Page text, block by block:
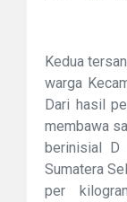
Kedua
warga
Dari hasil
membawa
berinisial D
Sumatera
per